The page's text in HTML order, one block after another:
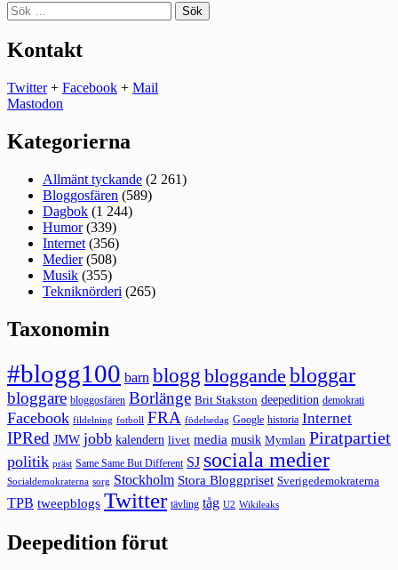
Sök
efter:
Kontakt
Twitter+ Facebook + Mail
Mastodon
Kategorierna
Allmänt tyckande (2 261)
Bloggosfären (589)
Dagbok (1 244)
Humor(339)
Internet (356)
Medier(508)
Musik (355)
Tekniknörderi (265)
Taxonomin
#blogg100 barn blogg bloggande bloggar
bloggare bloggosfären Borlänge Brit Stakston deepedition demokrati
Facebook fildelning fotboll FRA födelsedag Google historia Internet
IPRed JMW jobb kalendern livet media musik Mymlan Piratpartiet
politik präst Same Same But Different SJ sociala medier
Socialdemokraterna sorg Stockholm Stora Bloggpriset Sverigedemokraterna
TPB tweepblogs Twitter tävling tåg U2 Wikileaks
Deepedition förut